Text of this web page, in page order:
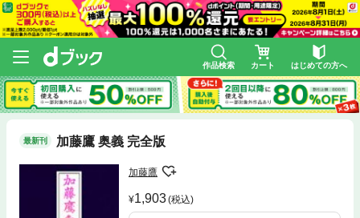
作品検索 カート はじめての方へ
最新刊 加藤鷹 奥義 完全版
加藤鷹
1,903(税込)